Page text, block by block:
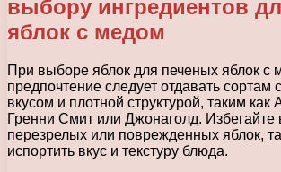
выбору ингредиентов
яблок с медом
При выборе яблок для печеных яблок с
предпочтение следует отдавать сортам
вкусом и плотной структурой, таким как
Гренни Смит или Джонаголд. Избегайте
перезрелых или поврежденных яблок,
испортить вкус и текстуру блюда.